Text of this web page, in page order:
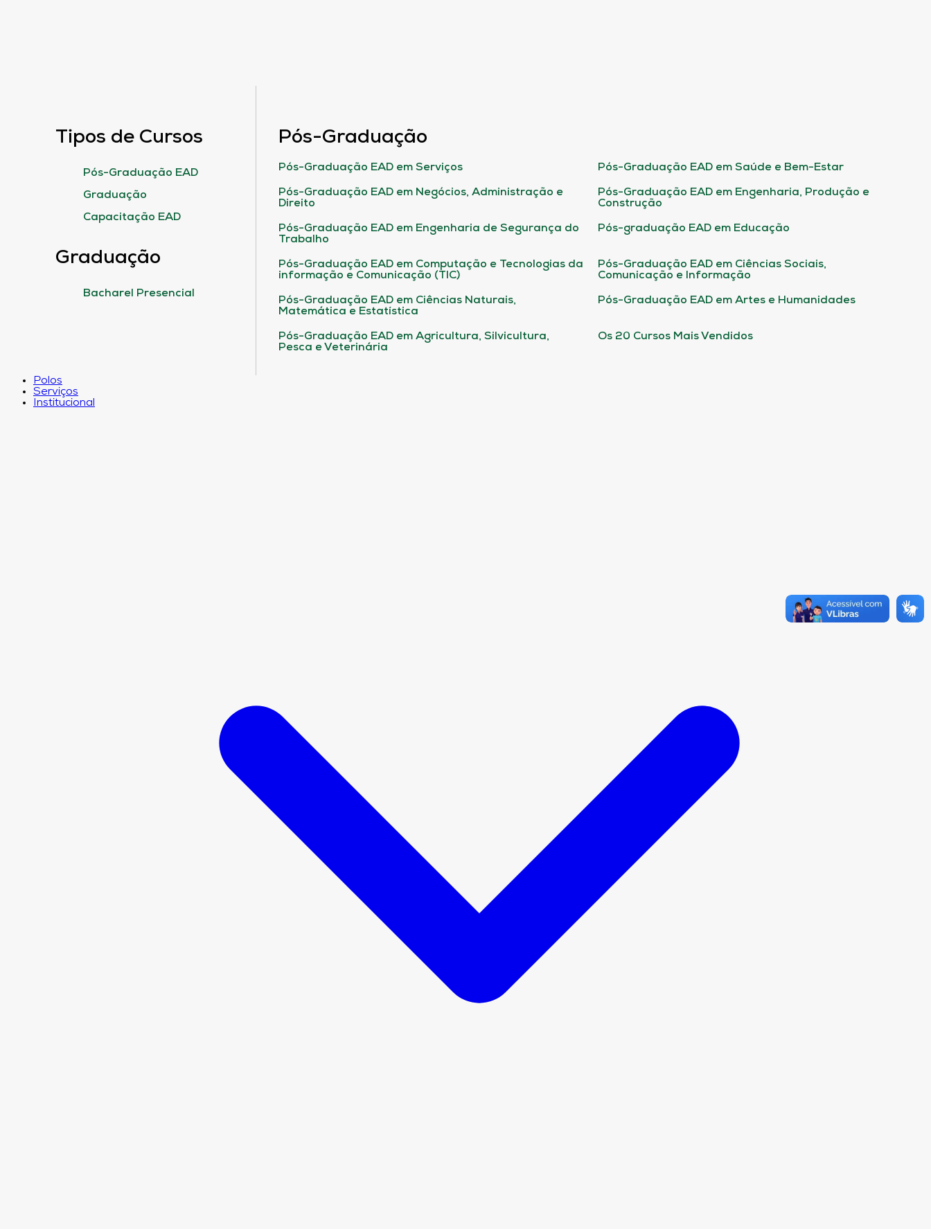
Tipos de Cursos
Pós-Graduação EAD
Graduação
Capacitação EAD
Graduação
Bacharel Presencial
Pós-Graduação
Pós-Graduação EAD em Serviços Pós-Graduação EAD em Saúde e Bem-Estar
Pós-Graduação EAD em Negócios, Administração e
Direito
Pós-Graduação EAD em Engenharia, Produção e
Construção
Pós-Graduação EAD em Engenharia de Segurança do
Trabalho
Pós-graduação EAD em Educação
Pós-Graduação EAD em Computação e Tecnologias da
informação e Comunicação (TIC)
Pós-Graduação EAD em Ciências Sociais,
Comunicação e Informação
Pós-Graduação EAD em Ciências Naturais,
Matemática e Estatística
Pós-Graduação EAD em Artes e Humanidades
Pós-Graduação EAD em Agricultura, Silvicultura,
Pesca e Veterinária
Os 20 Cursos Mais Vendidos
Polos
Serviços
Institucional